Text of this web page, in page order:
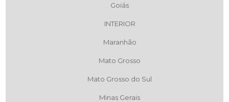
Goiás
INTERIOR
Maranhão
Mato Grosso
Mato Grosso do Sul
Minas Gerais